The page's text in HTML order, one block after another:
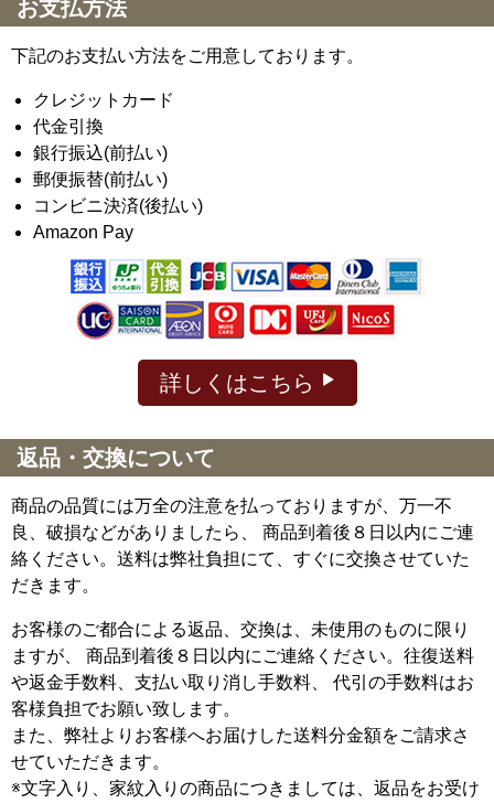
お支払方法
下記のお支払い方法をご用意しております。
クレジットカード
代金引換
銀行振込(前払い)
郵便振替(前払い)
コンビニ決済(後払い)
Amazon Pay
詳しくはこちら
返品・交換について
商品の品質には万全の注意を払っておりますが、万一不
良、破損などがありましたら、 商品到着後８日以内にご連
絡ください。送料は弊社負担にて、すぐに交換させていた
だきます。
お客様のご都合による返品、交換は、未使用のものに限り
ますが、
商品到着後８日以内にご連絡ください。往復送料
や返金手数料、支払い取り消し手数料、 代引の手数料はお
客様負担でお願い致します。
また、弊社よりお客様へお届けした送料分金額をご請求さ
せていただきます。
※文字入り、家紋入りの商品につきましては、返品をお受け